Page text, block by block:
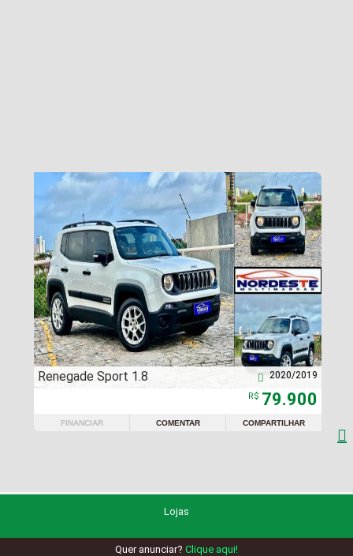
Renegade Sport 1.8 2020/2019

R$ 79.900
FINANCIAR COMENTAR COMPARTILHAR

Lojas
Quer anunciar? Clique aqui!